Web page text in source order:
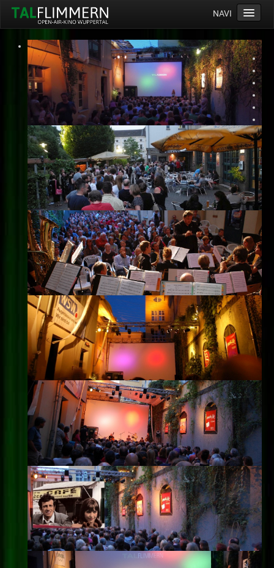
NAVI
Home
Programm
Service
Ticketinfos
Ort
Anreise
Wetter
Kinogutschein
Konzept
Archiv
Kontakt
Impressum
Datenschutz